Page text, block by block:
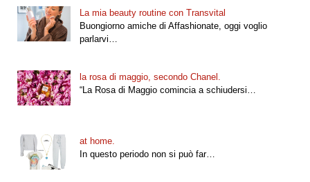
La mia beauty routine con Transvital
Buongiorno amiche di Affashionate, oggi voglio
parlarvi…
la rosa di maggio, secondo Chanel.
“La Rosa di Maggio comincia a schiudersi…
at home.
In questo periodo non si può far…